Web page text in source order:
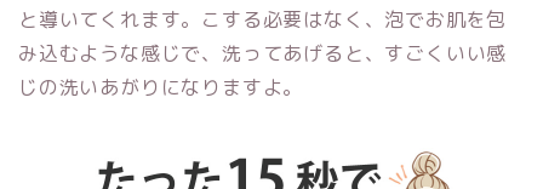
と導いてくれます。こする必要はなく、泡でお肌を包
み込むような感じで、洗ってあげると、すごくいい感
じの洗いあがりになりますよ。